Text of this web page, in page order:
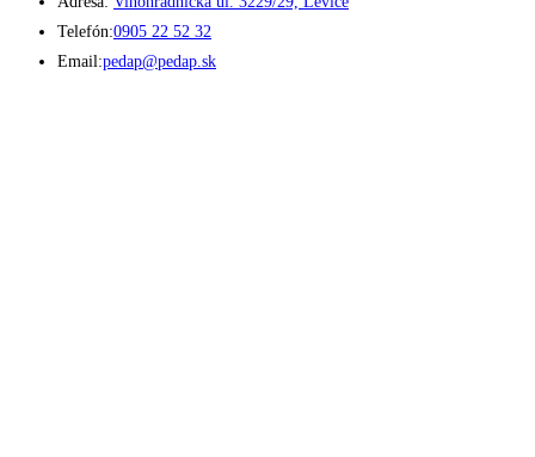
Telefón:0905 22 52 32
in
Email:pedap@pedap.skOpens